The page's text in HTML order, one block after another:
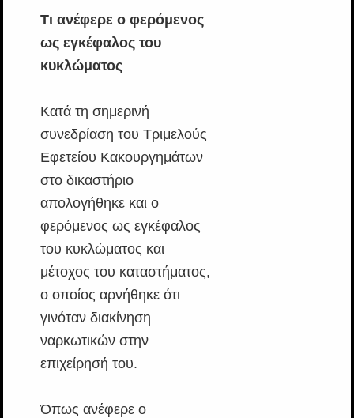
Τι ανέφερε ο φερόμενος
ως εγκέφαλος του
κυκλώματος
Κατά τη σημερινή
συνεδρίαση του Τριμελούς
Εφετείου Κακουργημάτων
στο δικαστήριο
απολογήθηκε και ο
φερόμενος ως εγκέφαλος
του κυκλώματος και
μέτοχος του καταστήματος,
ο οποίος αρνήθηκε ότι
γινόταν διακίνηση
ναρκωτικών στην
επιχείρησή του.
Όπως ανέφερε ο